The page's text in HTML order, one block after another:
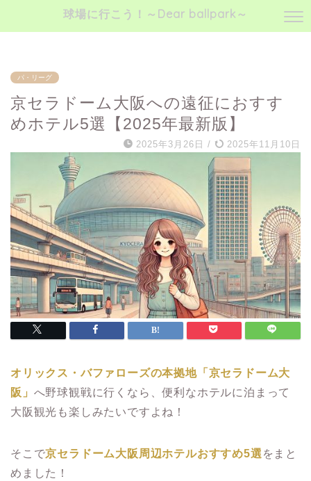
球場に行こう！～Dear ballpark～
パ・リーグ
京セラドーム大阪への遠征におすす
めホテル5選【2025年最新版】
2025年3月26日 / 2025年11月10日
オリックス・バファローズの本拠地「京セラドーム大
阪」 へ野球観戦に行くなら、便利なホテルに泊まって
大阪観光も楽しみたいですよね！
そこで京セラドーム大阪周辺ホテルおすすめ5選 をまと
めました！